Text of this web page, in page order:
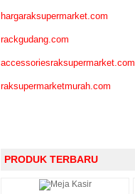
hargaraksupermarket.com
rackgudang.com
accessoriesraksupermarket.com
raksupermarketmurah.com
PRODUK TERBARU